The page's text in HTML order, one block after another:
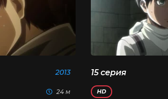
2013
24 м
15 серия
HD